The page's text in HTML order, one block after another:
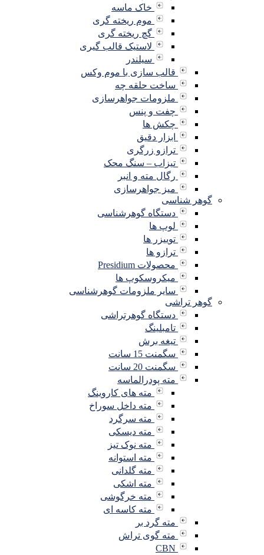
خاک ماسه
موم ریخته گری
گچ ریخته گری
لاستیک قالب گیری
سیلندر
قالب سازی با موم وکس
ساخت حلقه چه
ملزومات جواهرسازی
چفت و پنس
چکش ها
ابزار دقیق
ترازو زرگری
تیزاب – سنگ محک
رگال مته و انبر
میز جواهرسازی
گوهر شناسی
دستگاه گوهرشناسی
لوپ ها
توییزر ها
ترازو ها
محصولات Presidium
میکروسکوپ ها
سایر ملزومات گوهرشناسی
گوهر تراشی
دستگاه گوهرتراشی
تامبلینگ
تیغه برش
سگمنت 15 سانت
سگمنت 20 سانت
مته پودرالماسه
مته های کاروینگ
مته داخل سوراخ
مته سرگرد
مته دیسکی
مته نوک تیز
مته استوانه
مته گلدانی
مته اشکی
مته خرگوشی
مته کاسه ای
مته گرد بر
مته گوی تراش
CBN